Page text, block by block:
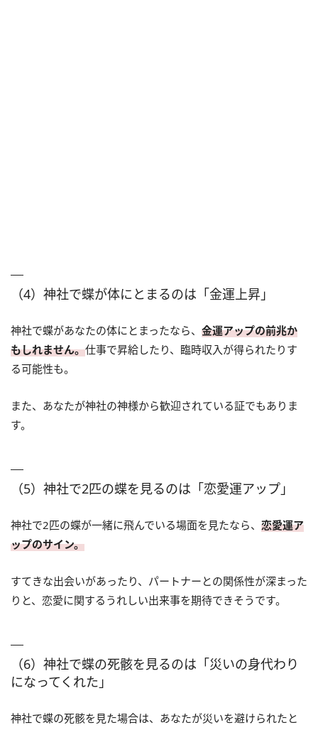
（4）神社で蝶が体にとまるのは「金運上昇」
神社で蝶があなたの体にとまったなら、 金運アップの前兆か
もしれません。仕事で昇給したり、臨時収入が得られたりす
る可能性も。
また、あなたが神社の神様から歓迎されている証でもありま
す。
（5）神社で2匹の蝶を見るのは「恋愛運アップ」
神社で2匹の蝶が一緒に飛んでいる場面を見たなら、 恋愛運ア
ップのサイン。
すてきな出会いがあったり、パートナーとの関係性が深まった
りと、恋愛に関するうれしい出来事を期待できそうです。
（6）神社で蝶の死骸を見るのは「災いの身代わり
になってくれた」
神社で蝶の死骸を見た場合は、あなたが災いを避けられたと